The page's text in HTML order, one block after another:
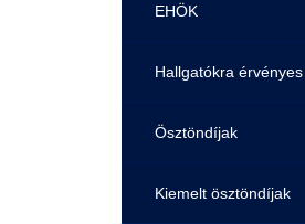
EHÖK
Hallgatókra
Ösztöndíjak
Kiemelt ösztöndíjak